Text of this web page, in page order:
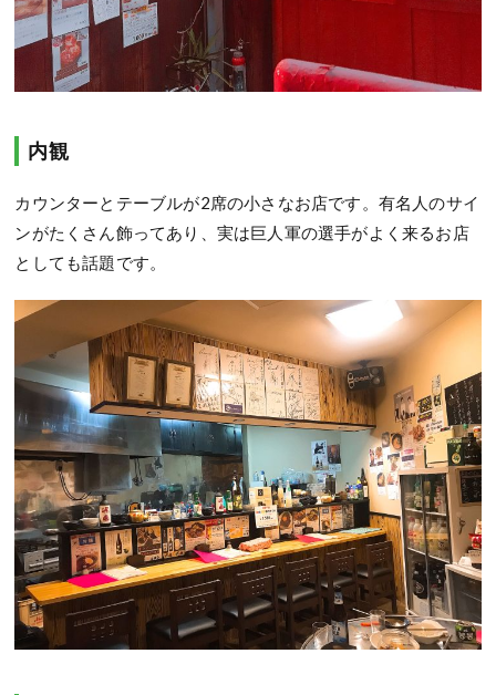
内観
カウンターとテーブルが2席の小さなお店です。有名人のサイ
ンがたくさん飾ってあり、実は巨人軍の選手がよく来るお店
としても話題です。